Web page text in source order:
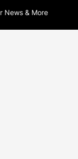
News & More